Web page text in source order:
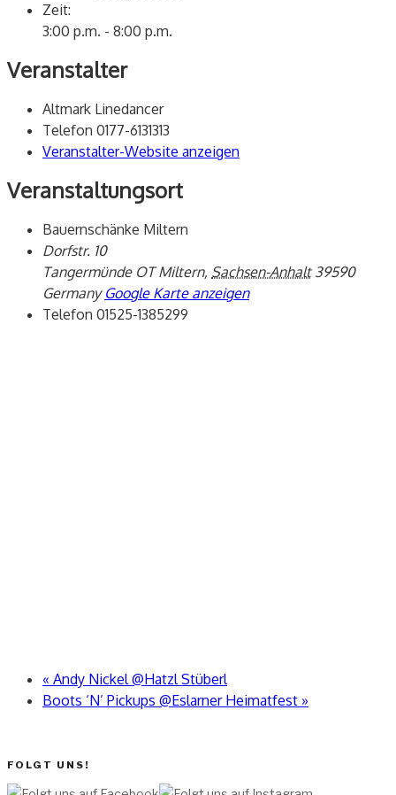
Zeit:
3:00 p.m. - 8:00 p.m.
Veranstalter
Altmark Linedancer
Telefon 0177-6131313
Veranstalter-Website anzeigen
Veranstaltungsort
Bauernschänke Miltern
Dorfstr. 10
Tangermünde OT Miltern, Sachsen-Anhalt 39590
Germany Google Karte anzeigen
Telefon 01525-1385299
« Andy Nickel @Hatzl Stüberl
Boots ‘N’ Pickups @Eslarner Heimatfest »
FOLGT UNS!